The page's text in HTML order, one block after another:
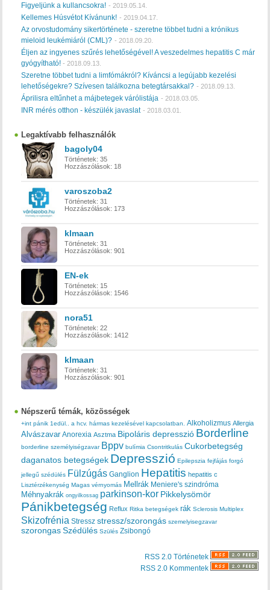
Figyeljünk a kullancsokra! - 2019.05.14.
Kellemes Húsvétot Kívánunk! - 2019.04.17.
Az orvostudomány sikertörténete - szeretne többet tudni a krónikus
mieloid leukémiáról (CML)? - 2018.09.20.
Éljen az ingyenes szűrés lehetőségével! A veszedelmes hepatitis C már
gyógyítható!- 2018.09.13.
Szeretne többet tudni a limfómákról? Kíváncsi a legújabb kezelési
lehetőségekre? Szívesen találkozna betegtársakkal? - 2018.09.13.
Áprilisra eltűnhet a májbetegek várólistája - 2018.03.05.
INR mérés otthon - készülék javaslat - 2018.03.01.
Legaktívabb felhasználók
bagoly04
Történetek: 35
Hozzászólások: 18
varoszoba2
Történetek: 31
Hozzászólások: 173
klmaan
Történetek: 31
Hozzászólások: 901
EN-ek
Történetek: 15
Hozzászólások: 1546
nora51
Történetek: 22
Hozzászólások: 1412
klmaan
Történetek: 31
Hozzászólások: 901
Népszerű témák, közösségek
+int pánik 1edül.. a hcv. hármas kezelésével kapcsolatban. Alkoholizmus Allergia
Alvászavar Anorexia Asztma Bipoláris depresszió Borderline
borderline személyiségzavar Bppv bulímia Csontritkulás Cukorbetegség
daganatos betegségek Depresszió Epilepszia fejfájás forgó
jellegű szédülés Fülzúgás Ganglion Hepatitis hepatitis c
Lisztérzékenység Magas vérnyomás Mellrák Meniere's szindróma
Méhnyakrák ongyilkossag parkinson-kor Pikkelysömör
Pánikbetegség Reflux Ritka betegségek rák Sclerosis Multiplex
Skizofrénia Stressz stressz/szorongás szemelyisegzavar
szorongas Szédülés Szülés Zsibongó
RSS 2.0 Történetek
RSS 2.0 Kommentek